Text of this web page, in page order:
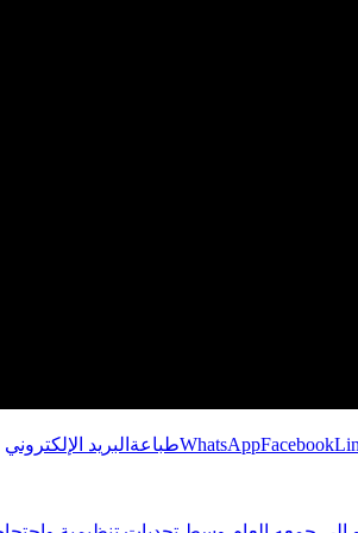
WhatsAppFacebook طباعة البريد الإلكتروني